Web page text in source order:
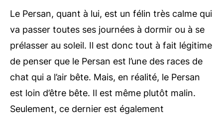
Le Persan, quant à lui, est un félin très calme qui
va passer toutes ses journées à dormir ou à se
prélasser au soleil. Il est donc tout à fait légitime
de penser que le Persan est l’une des races de
chat qui a l’air bête. Mais, en réalité, le Persan
est loin d’être bête. Il est même plutôt malin.
Seulement, ce dernier est également